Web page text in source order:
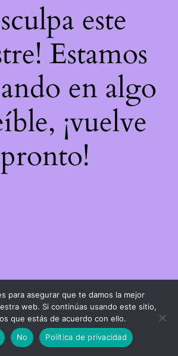
este
Estamos
en algo
¡vuelve
pronto!
para asegurar que te damos la mejor
web. Si continúas usando este sitio,
que estás de acuerdo con ello.
No Política de privacidad